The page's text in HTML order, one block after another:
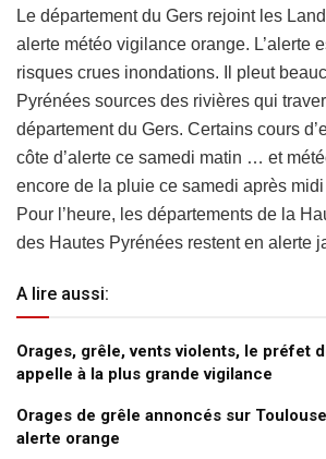
Le département du Gers rejoint les
alerte météo vigilance orange. L’alerte
risques crues inondations. Il pleut
Pyrénées sources des rivières qui
département du Gers. Certains cours
côte d’alerte ce samedi matin … et
encore de la pluie ce samedi après midi
Pour l’heure, les départements de la
des Hautes Pyrénées restent en alerte
A lire aussi:
Orages, grêle, vents violents, le préfet
appelle à la plus grande vigilance
Orages de grêle annoncés sur
alerte orange